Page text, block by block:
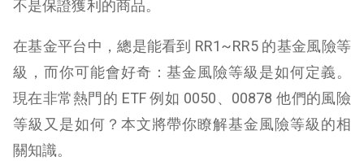
不是保證獲利的商品。
在基金平台中，總是能看到 RR1~RR5 的基金風險等
級，而你可能會好奇：基金風險等級是如何定義。
現在非常熱門的 ETF 例如 0050、00878 他們的風險
等級又是如何？本文將帶你瞭解基金風險等級的相
關知識。